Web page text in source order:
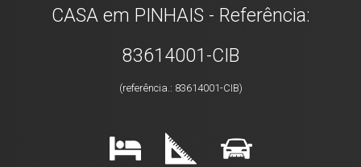
CASA em PINHAIS - Referência:
83614001-CIB
(referência.: 83614001-CIB)